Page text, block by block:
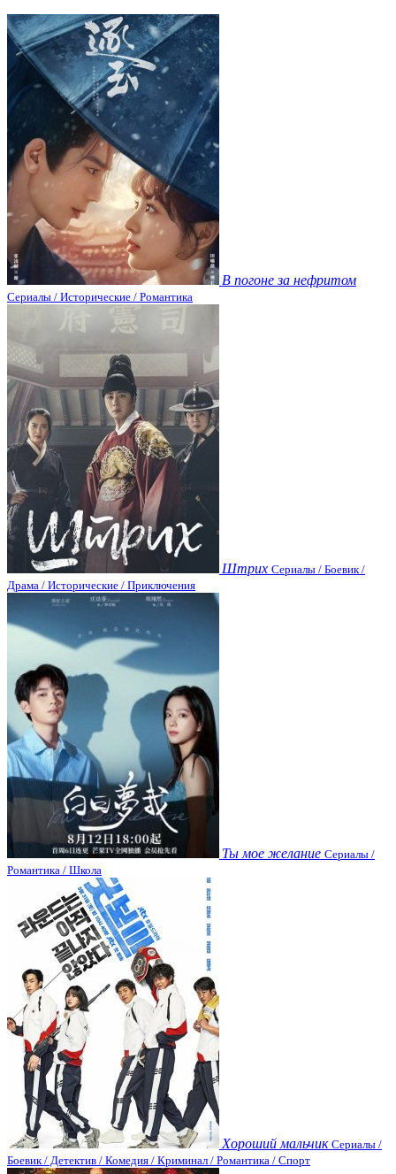
В погоне за нефритом
Сериалы / Исторические / Романтика
Штрих Сериалы / Боевик /
Драма / Исторические / Приключения
Ты мое желание Сериалы /
Романтика / Школа
Хороший мальчик Сериалы /
Боевик / Детектив / Комедия / Криминал / Романтика / Спорт